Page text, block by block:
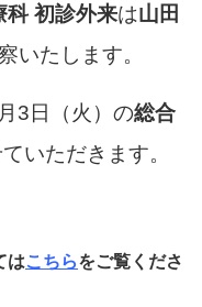
科 初診外来は山田
いたします。
3日（火）の総合
いただきます。
はこちらをご覧くださ